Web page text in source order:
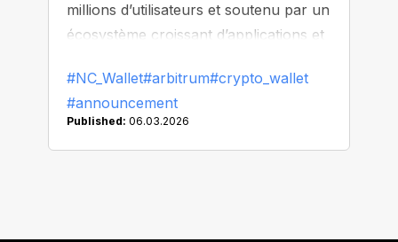
millions d’utilisateurs et soutenu par un
écosystème croissant d’applications et
#NC_Wallet#arbitrum#crypto_wallet
#announcement
Published: 06.03.2026